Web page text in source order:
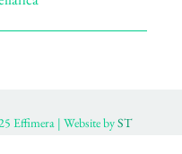
Effimera | Website byST